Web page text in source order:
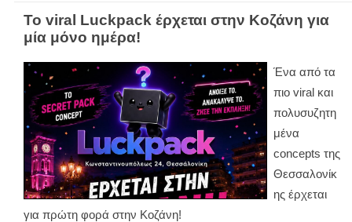
Το viral Luckpack έρχεται στην Κοζάνη για
μία μόνο ημέρα!
Ένα από τα
πιο viral και
πολυσυζητη
μένα
concepts της
Θεσσαλονίκ
ης έρχεται
για πρώτη φορά στην Κοζάνη!